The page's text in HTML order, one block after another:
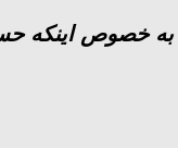
ناامید شدند، به خصوص